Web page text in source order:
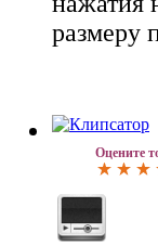
размеру
Оцените